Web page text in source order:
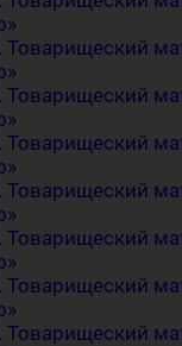
Товарищеский
Товарищеский
Товарищеский
Товарищеский
Товарищеский
Товарищеский
Товарищеский